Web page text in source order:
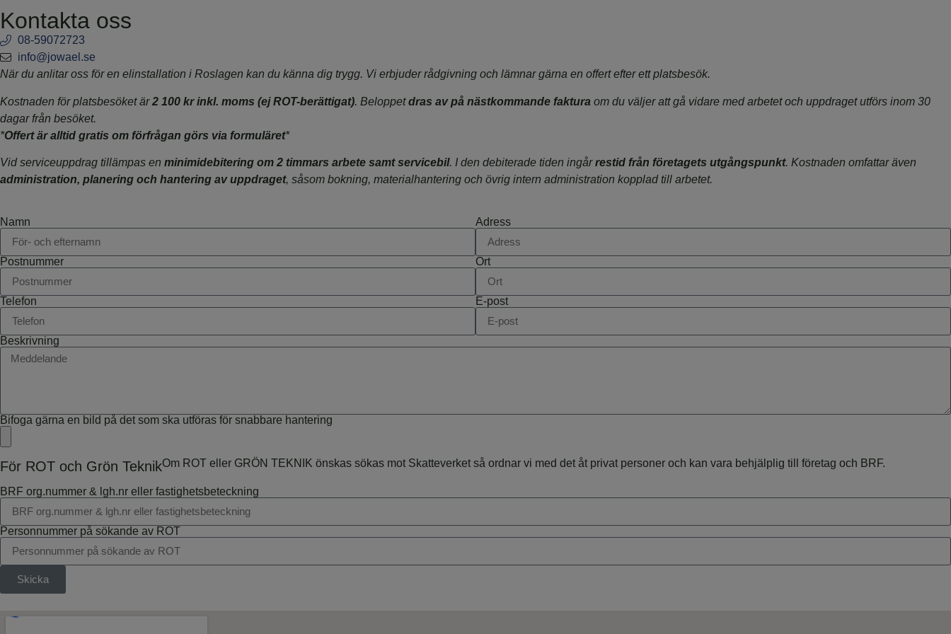
Kontakta oss
08-59072723
info@jowael.se
När du anlitar oss för en elinstallation i Roslagen kan du känna dig trygg. Vi erbjuder rådgivning och lämnar gärna en offert efter ett platsbesök.
Kostnaden för platsbesöket är2 100 kr inkl. moms (ej ROT-berättigat). Beloppetdras av på nästkommande faktura om du väljer att gå vidare med arbetet och uppdraget utförs inom 30
dagar från besöket.
*Offert är alltid gratis om förfrågan görs via formuläret*
Vid serviceuppdrag tillämpas en minimidebitering om 2 timmars arbete samt servicebil. I den debiterade tiden ingårrestid från företagets utgångspunkt. Kostnaden omfattar även
administration, planering och hantering av uppdraget, såsom bokning, materialhantering och övrig intern administration kopplad till arbetet.
Namn Adress
Postnummer Ort
Telefon E-post
Beskrivning
Bifoga gärna en bild på det som ska utföras för snabbare hantering
För ROT och Grön TeknikOm ROT eller GRÖN TEKNIK önskas sökas mot Skatteverket så ordnar vi med det åt privat personer och kan vara behjälplig till företag och BRF.
BRF org.nummer & lgh.nr eller fastighetsbeteckning
Personnummer på sökande av ROT
Skicka